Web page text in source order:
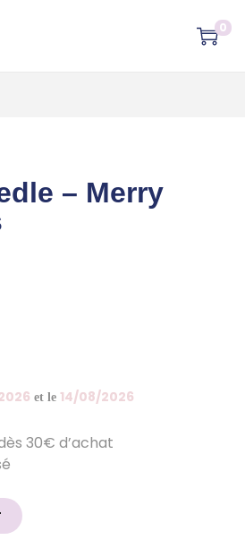
0
– Merry
et le 14/08/2026
30€ d’achat